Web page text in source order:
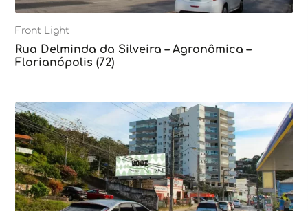
Front Light
Rua Delminda da Silveira – Agronômica –
Florianópolis (72)